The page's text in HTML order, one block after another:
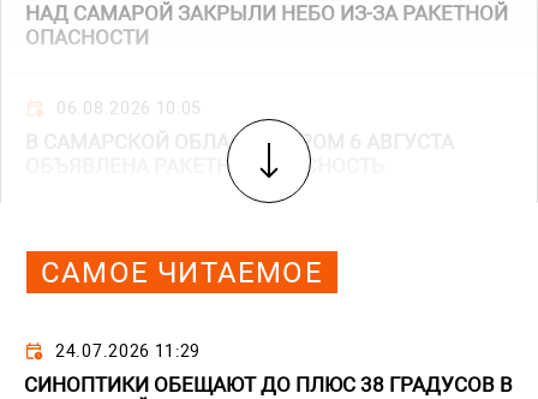
НАД САМАРОЙ ЗАКРЫЛИ НЕБО ИЗ-ЗА РАКЕТНОЙ
ОПАСНОСТИ
06.08.2026 10:05
В САМАРСКОЙ ОБЛАСТИ УТРОМ 6 АВГУСТА
ОБЪЯВЛЕНА РАКЕТНАЯ ОПАСНОСТЬ
САМОЕ ЧИТАЕМОЕ
24.07.2026 11:29
СИНОПТИКИ ОБЕЩАЮТ ДО ПЛЮС 38 ГРАДУСОВ В